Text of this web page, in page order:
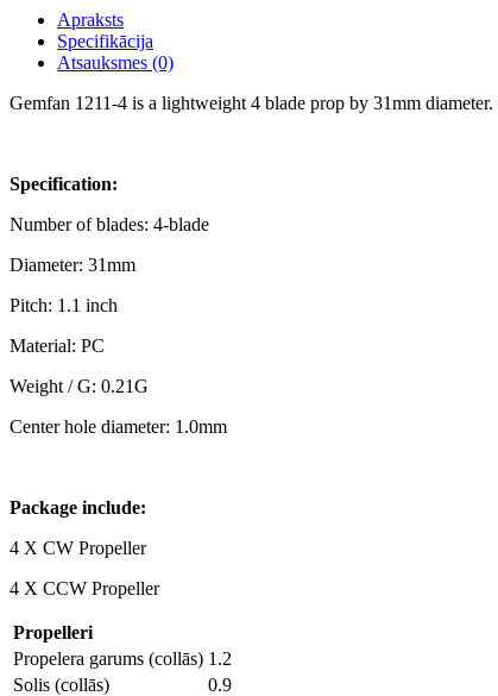
Apraksts
Specifikācija
Atsauksmes (0)
Gemfan 1211-4 is a lightweight 4 blade prop by 31mm
Specification:
Number of blades: 4-blade
Diameter: 31mm
Pitch: 1.1 inch
Material: PC
Weight / G: 0.21G
Center hole diameter: 1.0mm
Package include:
4 X CW Propeller
4 X CCW Propeller
Propelleri
Propelera garums (collās) 1.2
Solis (collās)
0.9